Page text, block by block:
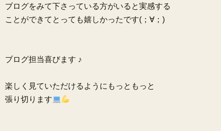
ブログをみて下さっている方がいると実感する
ことができてとっても嬉しかったです(；∀；)
ブログ担当喜びます ♪
楽しく見ていただけるようにもっともっと
張り切ります